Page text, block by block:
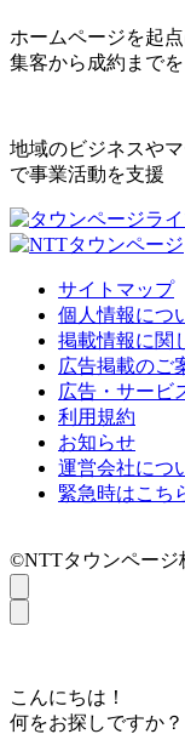
ホームページを起
集客から成約まで
地域のビジネスや
で事業活動を支援
サイトマップ
個人情報につ
掲載情報に関
広告掲載のご
広告・サービ
利用規約
お知らせ
運営会社につ
緊急時はこち
©NTTタウンページ
こんにちは！
何をお探しですか？